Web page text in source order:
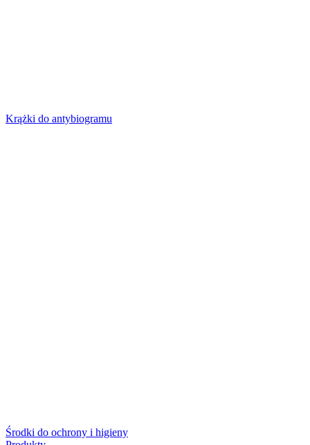
Krążki do antybiogramu
Środki do ochrony i higieny